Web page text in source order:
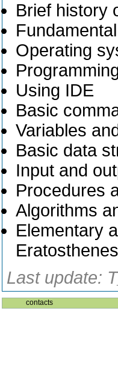
Brief history
Operating
Using IDE
Basic
Variables
Basic data
Input and
Procedures
Algorithms
Elementary
Last update:
contacts